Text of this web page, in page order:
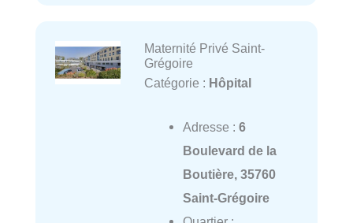
Maternité Privé Saint-
Grégoire
Catégorie : Hôpital
Adresse : 6
Boulevard de la
Boutière, 35760
Saint-Grégoire